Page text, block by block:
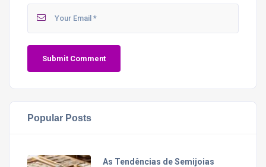
Popular Posts
As Tendências de Semijoias